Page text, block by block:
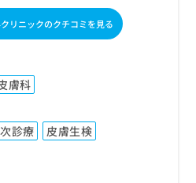
リニックのクチコミを見る
膚科
診療 皮膚生検